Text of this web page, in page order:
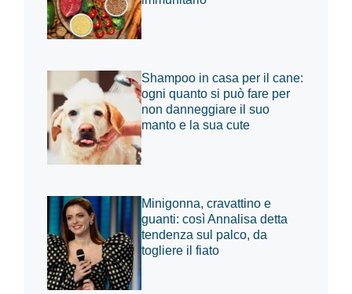
Shampoo in casa per il cane:
ogni quanto si può fare per
non danneggiare il suo
manto e la sua cute
Minigonna, cravattino e
guanti: così Annalisa detta
tendenza sul palco, da
togliere il fiato